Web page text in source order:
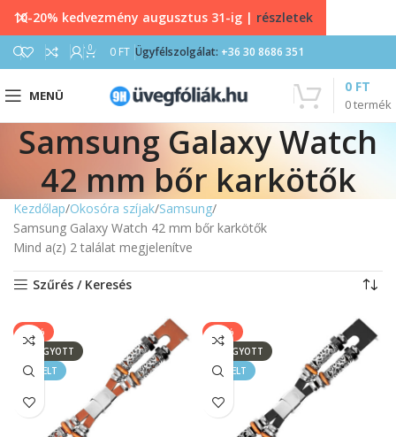
0 0 FT Ügyfélszolgálat: +36 30 8686 351
MENÜ
0termék
0 FT
Samsung Galaxy Watch
42 mm bőr karkötők
Kezdőlap Okosóra szíjak Samsung
Samsung Galaxy Watch 42 mm bőr karkötők
Mind a(z) 2 találat megjelenítve
Szűrés / Keresés
-25%
ELFOGYOTT
KIEMELT
-25%
ELFOGYOTT
KIEMELT
10-20% kedvezmény augusztus 31-ig | részletek